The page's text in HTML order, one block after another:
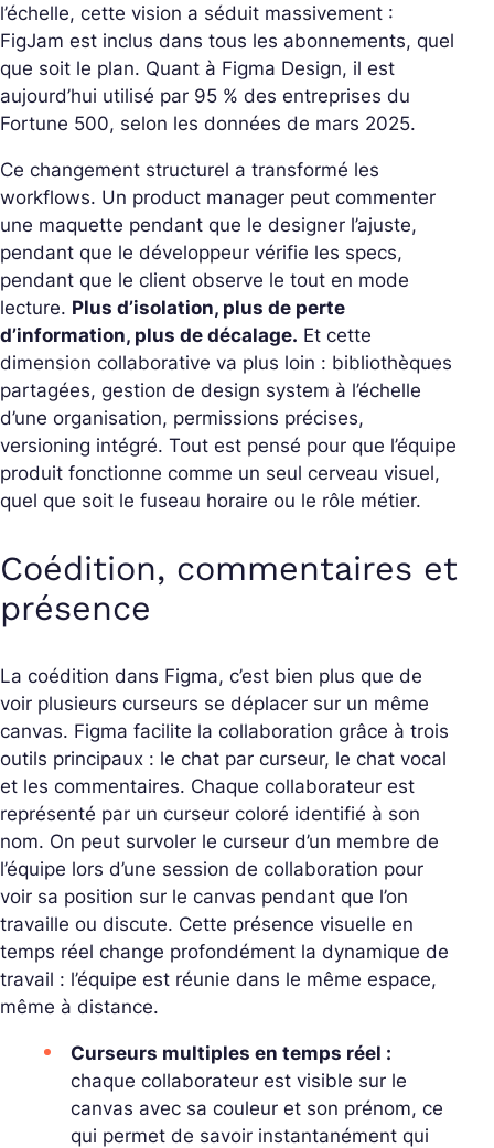
l’échelle, cette vision a séduit massivement :
FigJam est inclus dans tous les abonnements, quel
que soit le plan. Quant à Figma Design, il est
aujourd’hui utilisé par 95 % des entreprises du
Fortune 500, selon les données de mars 2025.
Ce changement structurel a transformé les
workflows. Un product manager peut commenter
une maquette pendant que le designer l’ajuste,
pendant que le développeur vérifie les specs,
pendant que le client observe le tout en mode
lecture. Plus d’isolation, plus de perte
d’information, plus de décalage. Et cette
dimension collaborative va plus loin : bibliothèques
partagées, gestion de design system à l’échelle
d’une organisation, permissions précises,
versioning intégré. Tout est pensé pour que l’équipe
produit fonctionne comme un seul cerveau visuel,
quel que soit le fuseau horaire ou le rôle métier.
Coédition, commentaires et
présence
La coédition dans Figma, c’est bien plus que de
voir plusieurs curseurs se déplacer sur un même
canvas. Figma facilite la collaboration grâce à trois
outils principaux : le chat par curseur, le chat vocal
et les commentaires. Chaque collaborateur est
représenté par un curseur coloré identifié à son
nom. On peut survoler le curseur d’un membre de
l’équipe lors d’une session de collaboration pour
voir sa position sur le canvas pendant que l’on
travaille ou discute. Cette présence visuelle en
temps réel change profondément la dynamique de
travail : l’équipe est réunie dans le même espace,
même à distance.
Curseurs multiples en temps réel :
chaque collaborateur est visible sur le
canvas avec sa couleur et son prénom, ce
qui permet de savoir instantanément qui